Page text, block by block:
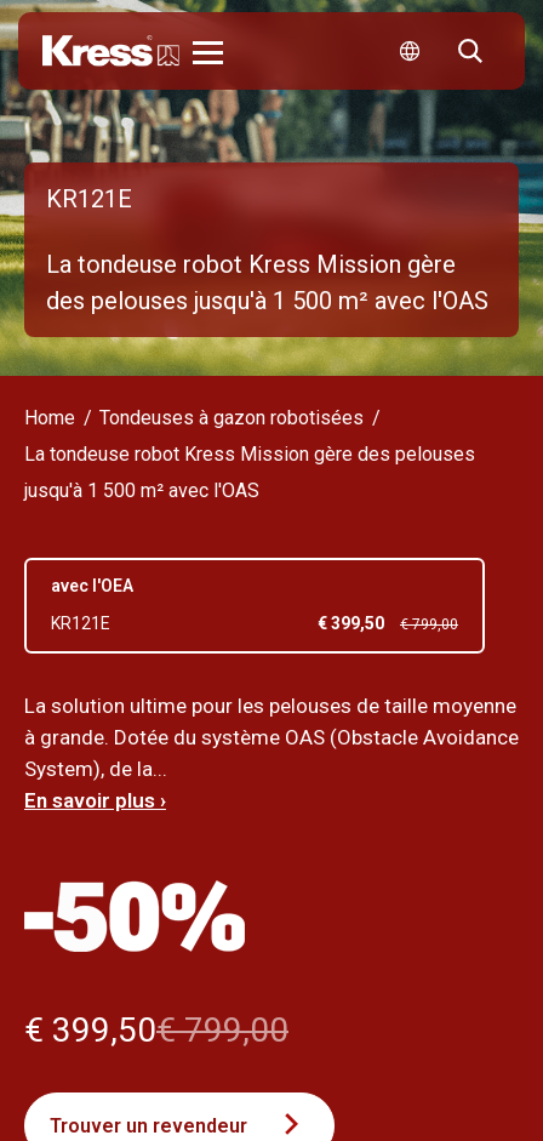
KR121E
La tondeuse robot Kress Mission gère
des pelouses jusqu'à 1 500 m² avec l'OAS
Home
Tondeuses à gazon robotisées
La tondeuse robot Kress Mission gère des pelouses
jusqu'à 1 500 m² avec l'OAS
avec l'OEA
KR121E
€ 399,50 € 799,00
La solution ultime pour les pelouses de taille moyenne
à grande. Dotée du système OAS (Obstacle Avoidance
System), de la...
En savoir plus ›
€ 399,50€ 799,00
Trouver un revendeur